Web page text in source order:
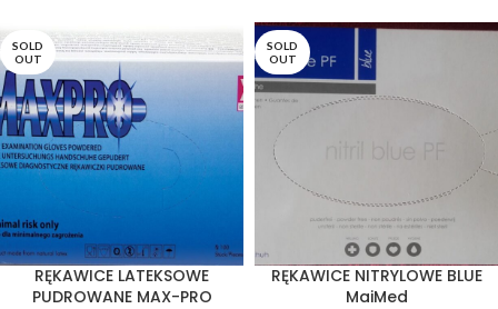
SOLD
OUT
RĘKAWICE LATEKSOWE
PUDROWANE MAX-PRO
SOLD
OUT
RĘKAWICE NITRYLOWE BLUE
MaiMed